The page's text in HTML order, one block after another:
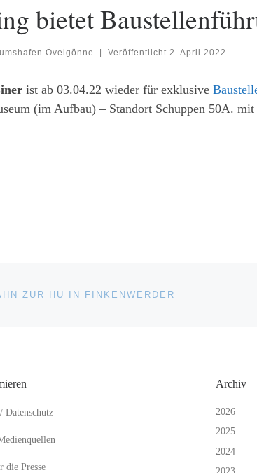
bietet
Övelgönne Veröffentlicht 2. April 2022
ist ab 03.04.22 wieder für exklusive
(im Aufbau) – Standort Schuppen 50A. mit
ZUR HU IN FINKENWERDER
Datenschutz
die Presse
Archiv
2026
2025
2024